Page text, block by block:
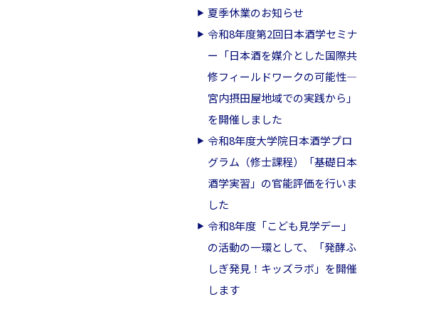
夏季休業のお知らせ
令和8年度第2回日本酒学セミナ
ー「日本酒を媒介とした国際共
修フィールドワークの可能性―
宮内摂田屋地域での実践から」
を開催しました
令和8年度大学院日本酒学プロ
グラム（修士課程）「基礎日本
酒学実習」の官能評価を行いま
した
令和8年度「こども見学デー」
の活動の一環として、「発酵ふ
しぎ発見！キッズラボ」を開催
します